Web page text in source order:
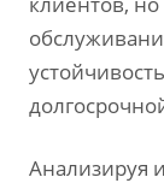
Анализируя